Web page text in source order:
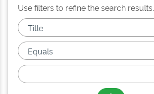
Use filters to refine the search results.